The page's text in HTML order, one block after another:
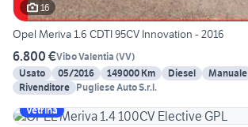
16
Opel Meriva 1.6 CDTI 95CV Innovation - 2016
6.800 €Vibo Valentia (VV)
Usato
05/2016 149000 Km Diesel Manuale
Rivenditore Pugliese Auto S.r.l.
Vetrina